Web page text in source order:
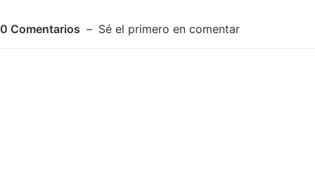
0 Comentarios Sé el primero en comentar